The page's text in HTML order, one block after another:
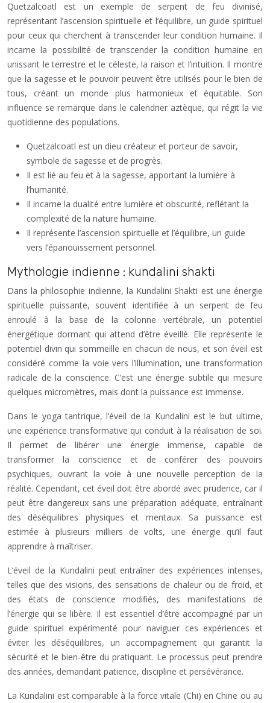
Quetzalcoatl est un exemple de serpent de feu divinisé,
représentant l’ascension spirituelle et l’équilibre, un guide spirituel
pour ceux qui cherchent à transcender leur condition humaine. Il
incarne la possibilité de transcender la condition humaine en
unissant le terrestre et le céleste, la raison et l’intuition. Il montre
que la sagesse et le pouvoir peuvent être utilisés pour le bien de
tous, créant un monde plus harmonieux et équitable. Son
influence se remarque dans le calendrier aztèque, qui régit la vie
quotidienne des populations.
Quetzalcoatl est un dieu créateur et porteur de savoir,
symbole de sagesse et de progrès.
Il est lié au feu et à la sagesse, apportant la lumière à
l’humanité.
Il incarne la dualité entre lumière et obscurité, reflétant la
complexité de la nature humaine.
Il représente l’ascension spirituelle et l’équilibre, un guide
vers l’épanouissement personnel.
Mythologie indienne : kundalini shakti
Dans la philosophie indienne, la Kundalini Shakti est une énergie
spirituelle puissante, souvent identifiée à un serpent de feu
enroulé à la base de la colonne vertébrale, un potentiel
énergétique dormant qui attend d’être éveillé. Elle représente le
potentiel divin qui sommeille en chacun de nous, et son éveil est
considéré comme la voie vers l’illumination, une transformation
radicale de la conscience. C’est une énergie subtile qui mesure
quelques micromètres, mais dont la puissance est immense.
Dans le yoga tantrique, l’éveil de la Kundalini est le but ultime,
une expérience transformative qui conduit à la réalisation de soi.
Il permet de libérer une énergie immense, capable de
transformer la conscience et de conférer des pouvoirs
psychiques, ouvrant la voie à une nouvelle perception de la
réalité. Cependant, cet éveil doit être abordé avec prudence, car il
peut être dangereux sans une préparation adéquate, entraînant
des déséquilibres physiques et mentaux. Sa puissance est
estimée à plusieurs milliers de volts, une énergie qu’il faut
apprendre à maîtriser.
L’éveil de la Kundalini peut entraîner des expériences intenses,
telles que des visions, des sensations de chaleur ou de froid, et
des états de conscience modifiés, des manifestations de
l’énergie qui se libère. Il est essentiel d’être accompagné par un
guide spirituel expérimenté pour naviguer ces expériences et
éviter les déséquilibres, un accompagnement qui garantit la
sécurité et le bien-être du pratiquant. Le processus peut prendre
des années, demandant patience, discipline et persévérance.
La Kundalini est comparable à la force vitale (Chi) en Chine ou au